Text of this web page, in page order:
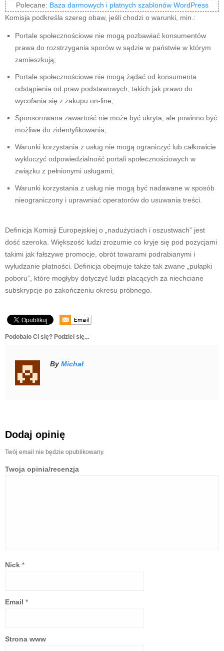
Polecane: Baza darmowych i płatnych szablonów WordPress
Komisja podkreśla szereg obaw, jeśli chodzi o warunki, min.:
Portale społecznościowe nie mogą pozbawiać konsumentów
prawa do rozstrzygania sporów w sądzie w państwie w którym
zamieszkują;
Portale społecznościowe nie mogą żądać od konsumenta
odstąpienia od praw podstawowych, takich jak prawo do
wycofania się z zakupu on-line;
Sponsorowana zawartość nie może być ukryta, ale powinno być
możliwe do zidentyfikowania;
Warunki korzystania z usług nie mogą ograniczyć lub całkowicie
wykluczyć odpowiedzialność portali społecznościowych w
związku z pełnionymi usługami;
Warunki korzystania z usług nie mogą być nadawane w sposób
nieograniczony i uprawniać operatorów do usuwania treści.
Definicja Komisji Europejskiej o „nadużyciach i oszustwach” jest
dość szeroka. Większość ludzi zrozumie co kryje się pod pozycjami
takimi jak fałszywe promocje, obrót towarami podrabianymi i
wyłudzanie płatności. Definicja obejmuje także tak zwane „pułapki
poboru”, które mogłyby dotyczyć ludzi płacących za niechciane
subskrypcje po zakończeniu okresu próbnego.
Podobało Ci się? Podziel się...
By Michał
Dodaj opinię
Twój email nie będzie opublikowany.
Twoja opinia/recenzja
Nick *
Email *
Strona www